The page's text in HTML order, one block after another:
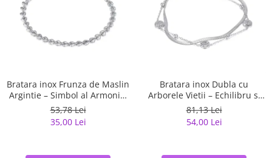
Bratara inox Frunza de Maslin
Argintie – Simbol al Armoniei
si Elegantei
53,78 Lei
35,00 Lei
Bratara inox Dubla cu
Arborele Vietii – Echilibru si
Energie Pozitiva
81,13 Lei
54,00 Lei